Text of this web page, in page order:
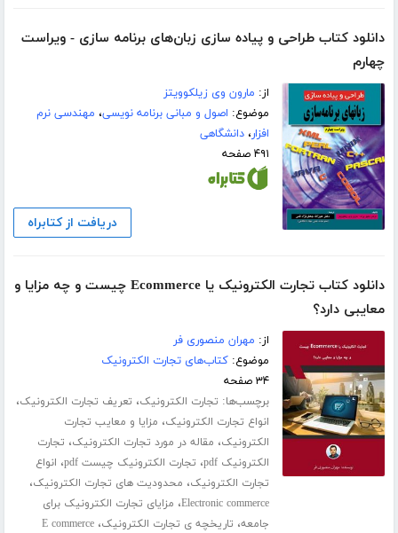
دانلود کتاب طراحی و پیاده سازی زبان‌های برنامه سازی - ویراست
چهارم
از: مارون وی زیلکوویتز
موضوع: اصول و مبانی برنامه نویسی، مهندسی نرم
افزار،دانشگاهی
۴۹۱ صفحه
دریافت از کتابراه
دانلود کتاب تجارت الکترونیک یا Ecommerce چیست و چه مزایا و
معایبی دارد؟
از: مهران منصوری فر
موضوع:کتاب‌های تجارت الکترونیک
۳۴ صفحه
برچسب‌ها: تجارت الکترونیک، تعریف تجارت الکترونیک،
انواع تجارت الکترونیک، مزایا و معایب تجارت
الکترونیک، مقاله در مورد تجارت الکترونیک، تجارت
الکترونیک pdf
، تجارت الکترونیک چیست pdf ، انواع
تجارت الکترونیک، محدودیت های تجارت الکترونیک،
Electronic commerce، مزایای تجارت الکترونیک برای
جامعه، تاریخچه ی تجارت الکترونیک،E commerce